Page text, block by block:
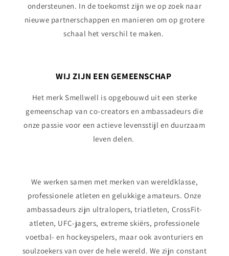
ondersteunen. In de toekomst zijn we op zoek naar
nieuwe partnerschappen en manieren om op grotere
schaal het verschil te maken.
WIJ ZIJN EEN GEMEENSCHAP
Het merk Smellwell is opgebouwd uit een sterke
gemeenschap van co-creators en ambassadeurs die
onze passie voor een actieve levensstijl en duurzaam
leven delen.
We werken samen met merken van wereldklasse,
professionele atleten en gelukkige amateurs. Onze
ambassadeurs zijn ultralopers, triatleten, CrossFit-
atleten, UFC-jagers, extreme skiërs, professionele
voetbal- en hockeyspelers, maar ook avonturiers en
soulzoekers van over de hele wereld. We zijn constant